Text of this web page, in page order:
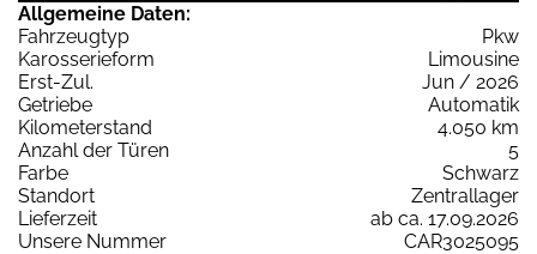
Allgemeine Daten:
Fahrzeugtyp
Pkw
Karosserieform
Limousine
Erst-Zul.
Jun / 2026
Getriebe
Automatik
Kilometerstand
4.050 km
Anzahl der Türen
5
Farbe
Schwarz
Standort
Zentrallager
Lieferzeit
ab ca. 17.09.2026
Unsere Nummer
CAR3025095